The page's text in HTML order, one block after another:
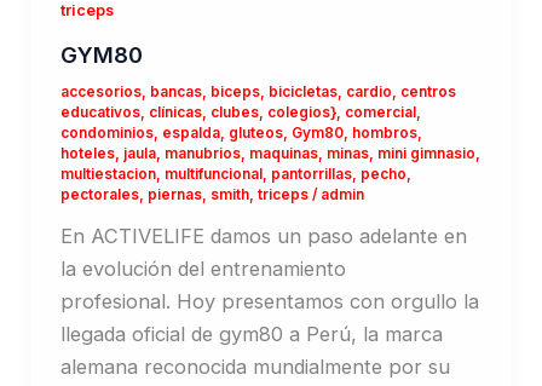
triceps
GYM80
accesorios, bancas, biceps, bicicletas, cardio, centros
educativos, clínicas, clubes, colegios}, comercial ,
condominios, espalda, gluteos, Gym80, hombros,
hoteles, jaula, manubrios, maquinas, minas, mini gimnasio,
multiestacion, multifuncional , pantorrillas, pecho,
pectorales, piernas, smith, triceps/ admin
En ACTIVELIFE damos un paso adelante en
la evolución del entrenamiento
profesional. Hoy presentamos con orgullo la
llegada oficial de gym80 a Perú, la marca
alemana reconocida mundialmente por su